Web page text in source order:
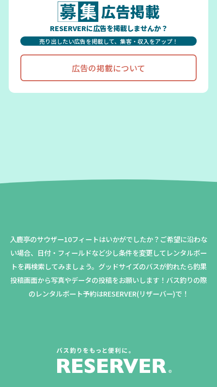
広告掲載
RESERVERに広告を掲載しませんか？
売り出したい広告を掲載して、集客・収入をアップ！
広告の掲載について
入鹿亭のサウザー10フィートはいかがでしたか？ ご希望に沿わな
い場合、日付・フィールドなど少し条件を変更してレンタルボー
トを再検索してみましょう。 グッドサイズのバスが釣れたら釣果
投稿画面から写真やデータの投稿をお願いします！バス釣りの際
のレンタルボート予約はRESERVER(リザーバー)で！